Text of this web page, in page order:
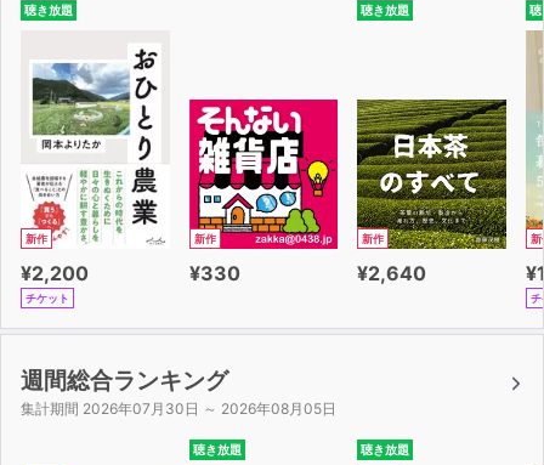
聴き放題
新作
¥2,200
チケット
新作
¥330
聴き放題
新作
¥2,640
聴
新
チ
週間総合ランキング
集計期間 2026年07月30日 ～ 2026年08月05日
聴き放題 聴き放題